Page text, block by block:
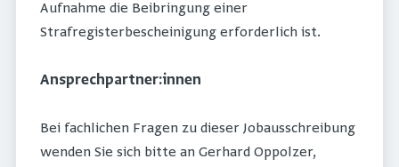
Aufnahme die Beibringung einer
Strafregisterbescheinigung erforderlich ist.
Ansprechpartner:innen
Bei fachlichen Fragen zu dieser Jobausschreibung
wenden Sie sich bitte an Gerhard Oppolzer,